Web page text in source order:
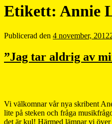
Etikett: Annie
Publicerad den 4 november, 2012
”Jag tar aldrig av
Vi välkomnar vår nya skribent
lite på steken och fråga
det är kul! Härmed lämnar vi